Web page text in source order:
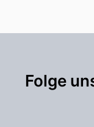
Folge